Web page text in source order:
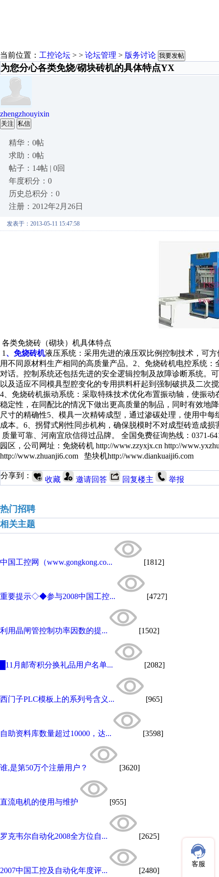
当前位置： 工控论坛 > > 论坛管理 > 版务讨论 我要发帖
为您分心各类免烧/砌块砖机的具体特点YX
zhengzhouyixin
关注 私信
精华：0帖
求助：0帖
帖子：14帖 | 0回
年度积分：0
历史总积分：0
注册：2012年2月26日
发表于：2013-05-11 15:47:58
各类免烧砖（砌块）机具体特点
1 、免烧砖机液压系统：采用先进的液压双比例控制技术，可
用不同原材料生产相同的高质量产品。2、免烧砖机电控系统
对话。控制系统还包括先进的安全逻辑控制及故障诊断系统。
以及适应不同模具型腔变化的专用拱料杆起到强制破拱及二次
4、免烧砖机振动系统：采取特殊技术优化布置振动轴，使振
稳定性，在同配比的情况下做出更高质量的制品，同时有效地
尺寸的精确性5、模具一次精铸成型，通过渗碳处理，使用中
成本。6、拐臂式刚性同步机构，确保脱模时不对成型砖造成损
质量可靠、河南宜欣信得过品牌。 全国免费征询热线：0371-
园区，公司网址：免烧砖机 http://www.zzyxjx.cn http://
http://www.zhuanji6.com 垫块机http://www.diankuaiji6.com
分享到： 收藏 邀请回答 回复楼主 举报
热门招聘
相关主题
中国工控网（www.gongkong.co... [1812]
重要提示◇◆参与2008中国工控... [4727]
利用晶闸管控制功率因数的提... [1502]
█11月邮寄积分换礼品用户名单... [2082]
西门子PLC模板上的系列号含义... [965]
自助资料库数量超过10000，达... [3598]
谁,是第50万个注册用户？ [3620]
直流电机的使用与维护 [955]
罗克韦尔自动化2008全方位自... [2625]
2007中国工控及自动化年度评... [2480]
客服